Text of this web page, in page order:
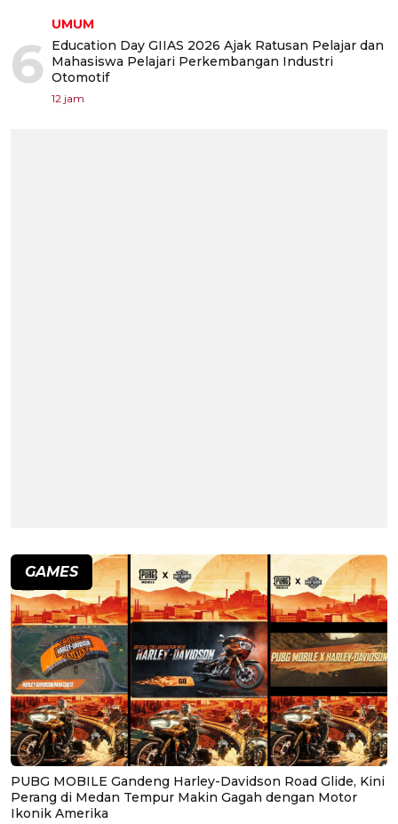
6
UMUM
Education Day GIIAS 2026 Ajak Ratusan Pelajar dan
Mahasiswa Pelajari Perkembangan Industri
Otomotif
12 jam
GAMES
PUBG MOBILE Gandeng Harley-Davidson Road Glide, Kini
Perang di Medan Tempur Makin Gagah dengan Motor
Ikonik Amerika